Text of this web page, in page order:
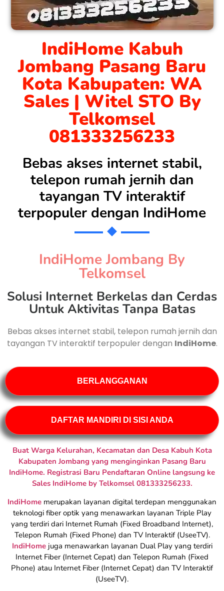
IndiHome Kabuh
Jombang Pasang Baru
Kota Kabupaten: WA
Sales | Witel STO By
Telkomsel
081333256233
Bebas akses internet stabil,
telepon rumah jernih dan
tayangan TV interaktif
terpopuler dengan IndiHome
IndiHome Jombang By
Telkomsel
Solusi Internet Berkelas dan Cerdas
Untuk Aktivitas Tanpa Batas
Bebas akses internet stabil, telepon rumah jernih dan
tayangan TV interaktif terpopuler dengan IndiHome.
BERLANGGANAN
DAFTAR MANDIRI DI SISI ANDA
Buat Warga Kelurahan, Kecamatan dan Desa Kabuh Kota
Kabupaten Jombang yang menginginkan Pasang Baru
IndiHome. Registrasi Baru Pendaftaran Online langsung ke
Sales IndiHome by Telkomsel 081333256233.
IndiHome merupakan layanan digital terdepan menggunakan
teknologi fiber optik yang menawarkan layanan Triple Play
yang terdiri dari Internet Rumah (Fixed Broadband Internet),
Telepon Rumah (Fixed Phone) dan TV Interaktif (UseeTV).
IndiHomejuga menawarkan layanan Dual Play yang terdiri
Internet Fiber (Internet Cepat) dan Telepon Rumah (Fixed
Phone) atau Internet Fiber (Internet Cepat) dan TV Interaktif
(UseeTV).